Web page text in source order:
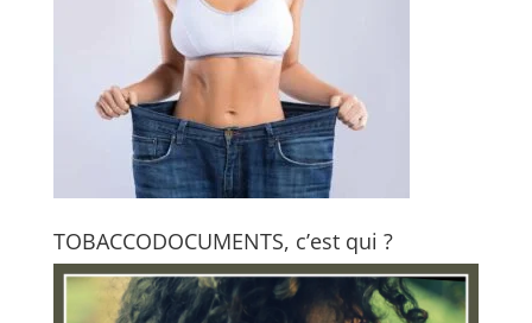
TOBACCODOCUMENTS, c’est qui ?